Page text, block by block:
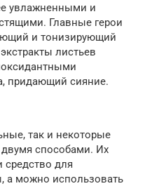
увлажненными и
Главные герои
и тонизирующий
листьев
придающий сияние.
так и некоторые
способами. Их
средство для
а можно использовать